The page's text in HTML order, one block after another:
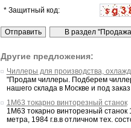
* Защитный код:
Другие предложения:
Чиллеры для производства,
"Продам чиллеры. Подберем
нашего склада в Москве и под
1М63 токарно винторезный станок
1М63 токарно винторезный
метра, 1984 г.в.в отличном тех.